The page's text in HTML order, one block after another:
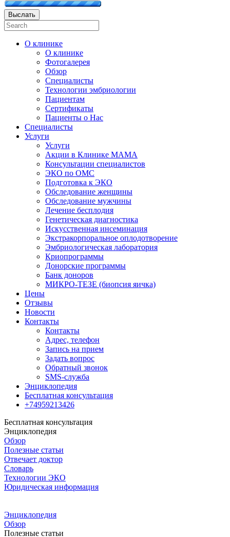
Выслать
О клинике
О клинике
Фотогалерея
Обзор
Специалисты
Технологии эмбриологии
Пациентам
Сертификаты
Пациенты о Нас
Специалисты
Услуги
Услуги
Акции в Клинике МАМА
Консультации специалистов
ЭКО по ОМС
Подготовка к ЭКО
Обследование женщины
Обследование мужчины
Лечение бесплодия
Генетическая диагностика
Искусственная инсеминация
Экстракорпоральное оплодотворение
Эмбриологическая лаборатория
Криопрограммы
Донорские программы
Банк доноров
МИКРО-ТЕЗЕ (биопсия яичка)
Цены
Отзывы
Новости
Контакты
Контакты
Адрес, телефон
Запись на прием
Задать вопрос
Обратный звонок
SMS-служба
Энциклопедия
Бесплатная консультация
+74959213426
Бесплатная консультация
Энциклопедия
Обзор
Полезные статьи
Отвечает доктор
Словарь
Технологии ЭКО
Юридическая информация
Энциклопедия
Обзор
Полезные статьи